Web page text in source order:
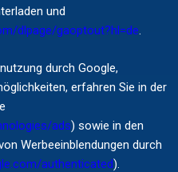
und
dlpage/gaoptout?hl=de.
durch Google,
erfahren Sie in der
ads) sowie in den
Werbeeinblendungen durch
authenticated).